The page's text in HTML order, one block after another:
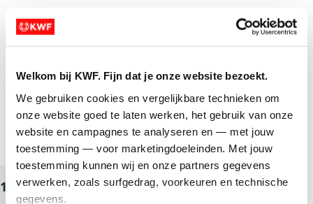
Welkom bij KWF. Fijn dat je onze website bezoekt.
We gebruiken cookies en vergelijkbare technieken om
onze website goed te laten werken, het gebruik van onze
website en campagnes te analyseren en — met jouw
toestemming — voor marketingdoeleinden. Met jouw
toestemming kunnen wij en onze partners gegevens
verwerken, zoals surfgedrag, voorkeuren en technische
gegevens.
Doe een donatie
doneren. Iedere euro
telt!
100 75 50
Je gegevens
Ik doe een anonieme donatie
Individual Organisatie
Voornaam *
Tussenv.